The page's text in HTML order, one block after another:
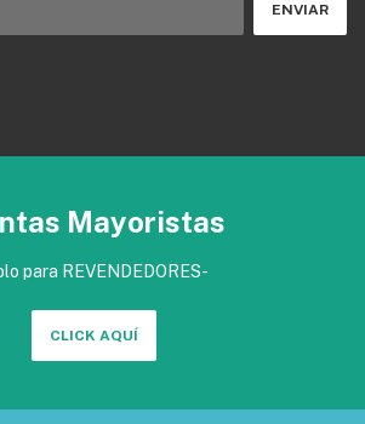
Mayoristas
para REVENDEDORES-
CLICK AQUÍ